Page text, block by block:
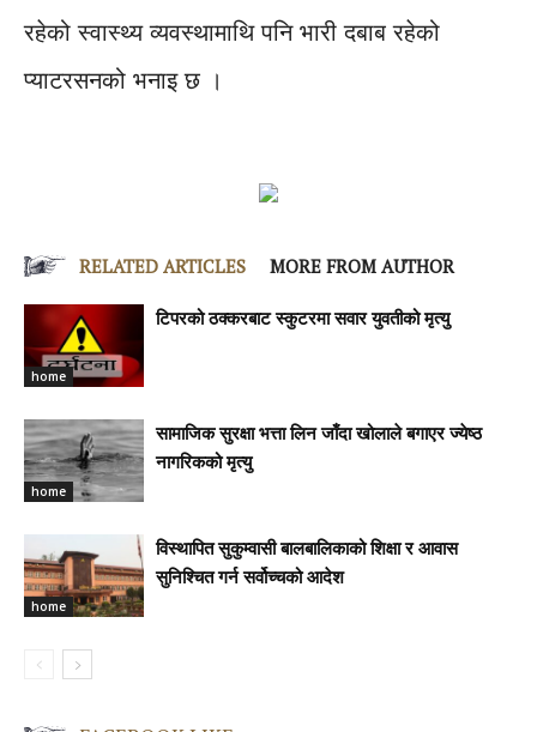
रहेको स्वास्थ्य व्यवस्थामाथि पनि भारी दबाब रहेको
प्याटरसनको भनाइ छ ।
RELATED ARTICLES MORE FROM AUTHOR
home
टिपरको ठक्करबाट स्कुटरमा सवार युवतीको मृत्यु
home
सामाजिक सुरक्षा भत्ता लिन जाँदा खोलाले बगाएर ज्येष्ठ
नागरिकको मृत्यु
home
विस्थापित सुकुम्वासी बालबालिकाको शिक्षा र आवास
सुनिश्चित गर्न सर्वोच्चको आदेश